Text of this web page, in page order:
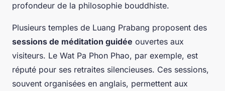
profondeur de la philosophie bouddhiste.
Plusieurs temples de Luang Prabang proposent des
sessions de méditation guidée ouvertes aux
visiteurs. Le Wat Pa Phon Phao, par exemple, est
réputé pour ses retraites silencieuses. Ces sessions,
souvent organisées en anglais, permettent aux